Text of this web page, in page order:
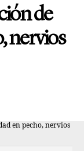
de
nervios
en pecho, nervios